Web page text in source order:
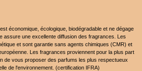
économique, écologique, biodégradable et ne dégage
assure une excellente diffusion des fragrances. Les
et sont garantie sans agents chimiques (CMR) et
Les fragrances proviennent pour la plus part
de vous proposer des parfums les plus respectueux
de l'environnement. (certification IFRA)